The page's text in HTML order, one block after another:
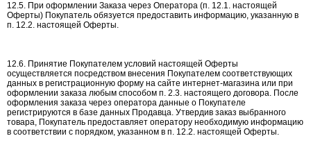
12.5. При оформлении Заказа через Оператора (п. 12.1. настоящей
Оферты) Покупатель обязуется предоставить информацию, указанную в
п. 12.2. настоящей Оферты.
12.6. Принятие Покупателем условий настоящей Оферты
осуществляется посредством внесения Покупателем соответствующих
данных в регистрационную форму на сайте интернет-магазина или при
оформлении заказа любым способом п. 2.3. настоящего договора. После
оформления заказа через оператора данные о Покупателе
регистрируются в базе данных Продавца. Утвердив заказ выбранного
товара, Покупатель предоставляет оператору необходимую информацию
в соответствии с порядком, указанном в п. 12.2. настоящей Оферты.